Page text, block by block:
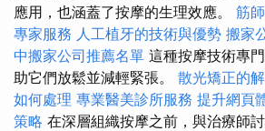
應用，也涵蓋了按摩的生理效應。 筋
專家服務 人工植牙的技術與優勢 搬家
中搬家公司推薦名單 這種按摩技術專
助它們放鬆並減輕緊張。 散光矯正的
如何處理 專業醫美診所服務 提升網頁
策略 在深層組織按摩之前，與治療師